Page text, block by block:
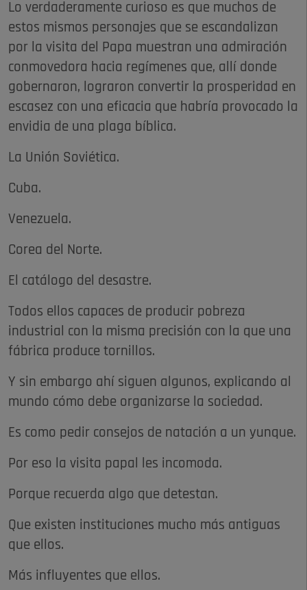
Lo verdaderamente curioso es que muchos de
estos mismos personajes que se escandalizan
por la visita del Papa muestran una admiración
conmovedora hacia regímenes que, allí donde
gobernaron, lograron convertir la prosperidad en
escasez con una eficacia que habría provocado la
envidia de una plaga bíblica.
La Unión Soviética.
Cuba.
Venezuela.
Corea del Norte.
El catálogo del desastre.
Todos ellos capaces de producir pobreza
industrial con la misma precisión con la que una
fábrica produce tornillos.
Y sin embargo ahí siguen algunos, explicando al
mundo cómo debe organizarse la sociedad.
Es como pedir consejos de natación a un yunque.
Por eso la visita papal les incomoda.
Porque recuerda algo que detestan.
Que existen instituciones mucho más antiguas
que ellos.
Más influyentes que ellos.